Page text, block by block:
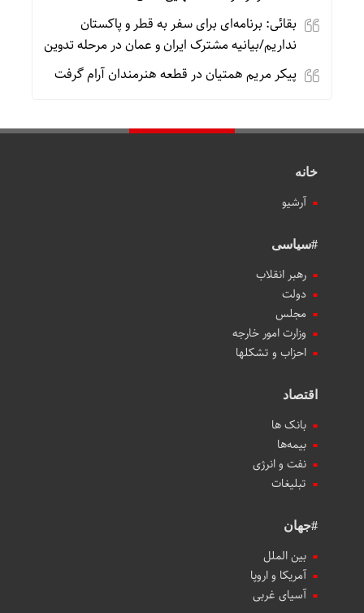
بقائی: برنامه‌ای برای سفر به قطر و پاکستان
نداریم/بیانیه مشترک ایران و عمان در مرحله تدوین
پیکر مریم همتیان در قطعه هنرمندان آرام گرفت
خانه
آرشیو
#سیاسی
رهبر انقلاب
دولت
مجلس
وزارت امور خارجه
احزاب و تشکلها
اقتصاد
بانک ها
بیمه‌ها
نفت و انرژی
تبلیغات
#جهان
بین الملل
آمریکا و اروپا
آسیای غربی